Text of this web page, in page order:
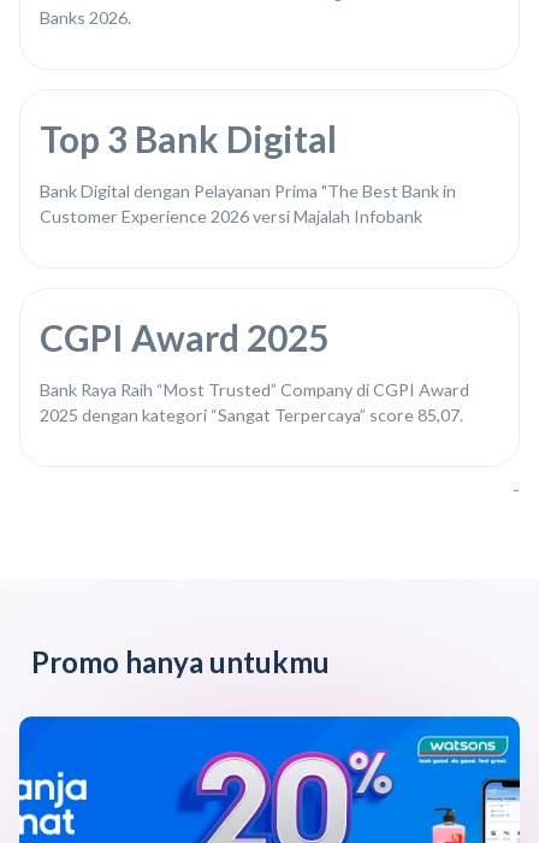
Banks 2026.
Top 3 Bank Digital
Bank Digital dengan Pelayanan Prima "The Best Bank in
Customer Experience 2026 versi Majalah Infobank
CGPI Award 2025
Bank Raya Raih “Most Trusted” Company di CGPI Award
2025 dengan kategori “Sangat Terpercaya” score 85,07.
-
Promo hanya untukmu